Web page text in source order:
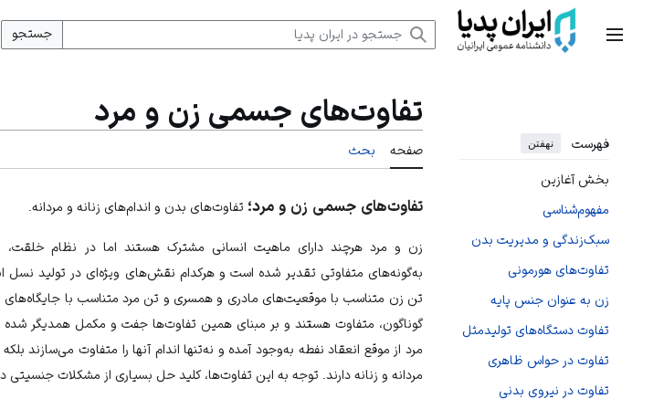
منوی اصلی
جستجو
فهرست نهفتن
بخش آغازین
مفهوم‌شناسی
سبک‌زندگی و مدیریت بدن
تفاوت‌های هورمونی
زن به‌ عنوان جنس پایه
تفاوت دستگاه‌های تولیدمثل
تفاوت‌ در حواس ظاهری
تفاوت‌ در نیروی بدنی
تفاوت‌های جسمی زن و مرد
صفحه بحث
تفاوت‌های جسمی زن و مرد؛ تفاوت‌های بدن و اندام‌های زنانه و مردانه.
زن و مرد هرچند دارای ماهیت انسانی مشترک هستند اما در نظام خلقت،
به‌گونه‌های متفاوتی تقدیر شده است و هرکدام نقش‌های ویژه‌ای در تولید نسل
تن زن متناسب با موقعیت‌های مادری و همسری و تن مرد متناسب با جایگاه‌های
گوناگون، متفاوت هستند و بر مبنای همین تفاوت‌ها جفت و مکمل همدیگر
مرد از موقع انعقاد نفطه به‌وجود آمده و نه‌تنها اندام آنها را متفاوت‌ می‌سازند
مردانه و زنانه دارند. توجه به این تفاوت‌ها، کلید حل بسیاری از مشکلات جنسیتی